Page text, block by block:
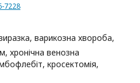
7228
варикозна хвороба,
хронічна венозна
кросектомія,